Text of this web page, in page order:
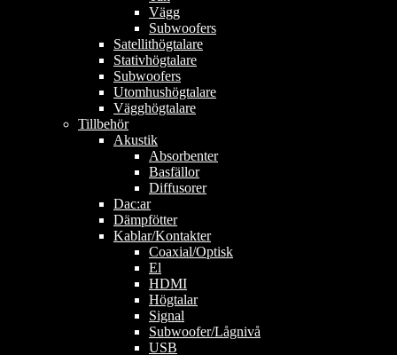
Vägg
Subwoofers
Satellithögtalare
Stativhögtalare
Subwoofers
Utomhushögtalare
Vägghögtalare
Tillbehör
Akustik
Absorbenter
Basfällor
Diffusorer
Dac:ar
Dämpfötter
Kablar/Kontakter
Coaxial/Optisk
El
HDMI
Högtalar
Signal
Subwoofer/Lågnivå
USB